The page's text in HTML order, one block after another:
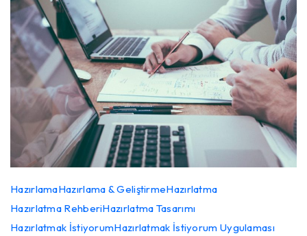
HazırlamaHazırlama & GeliştirmeHazırlatma
Hazırlatma RehberiHazırlatma Tasarımı
Hazırlatmak İstiyorumHazırlatmak İstiyorum Uygulaması